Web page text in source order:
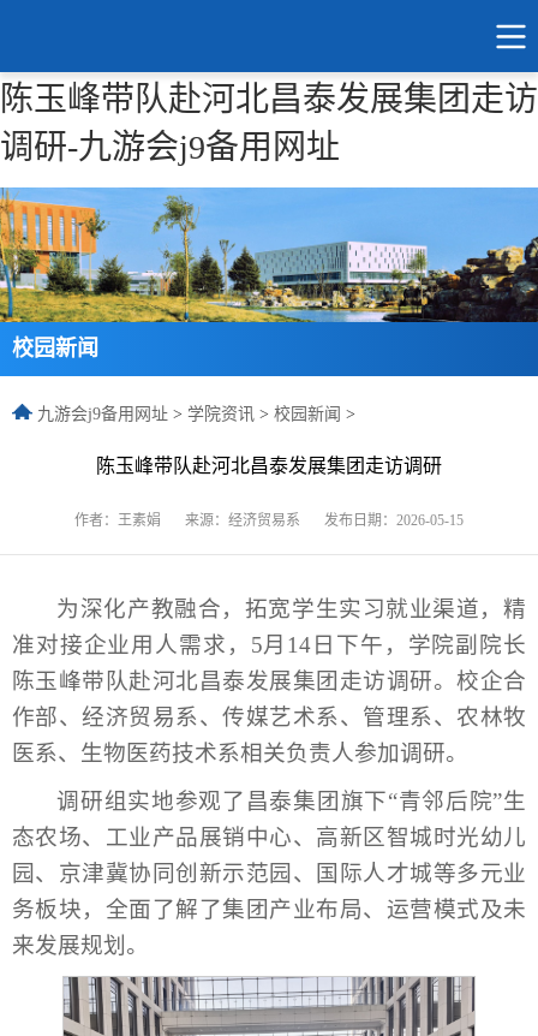
陈玉峰带队赴河北昌泰发展集团走访
调研-九游会j9备用网址
校园新闻
九游会j9备用网址 > 学院资讯 > 校园新闻 >
陈玉峰带队赴河北昌泰发展集团走访调研
作者：王素娟 来源：经济贸易系 发布日期：2026-05-15
为深化产教融合，拓宽学生实习就业渠道，精
准对接企业用人需求，5月14日下午，学院副院长
陈玉峰带队赴河北昌泰发展集团走访调研。校企合
作部、经济贸易系、传媒艺术系、管理系、农林牧
医系、生物医药技术系相关负责人参加调研。
调研组实地参观了昌泰集团旗下“青邻后院”生
态农场、工业产品展销中心、高新区智城时光幼儿
园、京津冀协同创新示范园、国际人才城等多元业
务板块，全面了解了集团产业布局、运营模式及未
来发展规划。